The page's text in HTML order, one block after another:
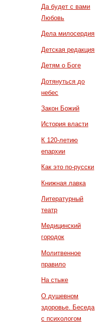
Да будет с вами
Любовь
Дела милосердия
Детская редакция
Детям о Боге
Дотянуться до
небес
Закон Божий
История власти
К 120-летию
епархии
Как это по-русски
Книжная лавка
Литературный
театр
Медицинский
городок
Молитвенное
правило
На стыке
О душевном
здоровье. Беседа
с психологом